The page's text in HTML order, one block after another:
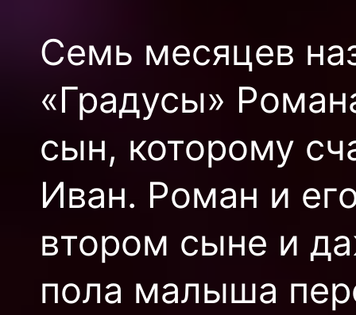
Семь месяцев
«Градусы»
сын, которому
Иван. Роман и
втором сыне и
пола малыша